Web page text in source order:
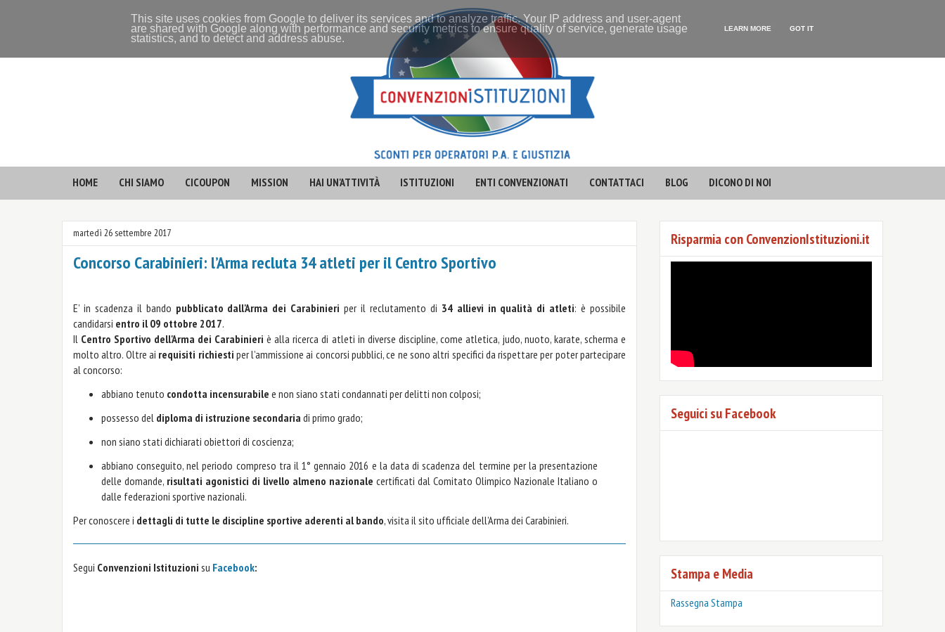
HOME CHI SIAMO CICOUPON MISSION HAI UN'ATTIVITÀ ISTITUZIONI ENTI CONVENZIONATI CONTATTACI BLOG DICONO DI NOI
martedì 26 settembre 2017
Concorso Carabinieri: l’Arma recluta 34 atleti per il Centro Sportivo
E’ in scadenza il bando pubblicato dall'Arma dei Carabinieri per il reclutamento di 34 allievi in qualità di atleti: è possibile
candidarsi entro il 09 ottobre 2017.
Il Centro Sportivo dell'Arma dei Carabinieriè alla ricerca di atleti in diverse discipline, come atletica, judo, nuoto, karate, scherma e
molto altro. Oltre ai requisiti richiesti per l’ammissione ai concorsi pubblici, ce ne sono altri specifici da rispettare per poter partecipare
al concorso:
abbiano tenuto condotta incensurabile e non siano stati condannati per delitti non colposi;
possesso del diploma di istruzione secondaria di primo grado;
non siano stati dichiarati obiettori di coscienza;
abbiano conseguito, nel periodo compreso tra il 1° gennaio 2016 e la data di scadenza del termine per la presentazione
delle domande, risultati agonistici di livello almeno nazionale certificati dal Comitato Olimpico Nazionale Italiano o
dalle federazioni sportive nazionali.
Per conoscere i dettagli di tutte le discipline sportive aderenti al bando, visita il sito ufficiale dell’Arma dei Carabinieri.
Segui Convenzioni Istituzioni su Facebook:
Risparmia con ConvenzionIstituzioni.it
Seguici su Facebook
Stampa e Media
Rassegna Stampa
This site uses cookies from Google to deliver its services and to analyze traffic. Your IP address and user-agent
are shared with Google along with performance and security metrics to ensure quality of service, generate usage
statistics, and to detect and address abuse.
LEARN MORE GOT IT